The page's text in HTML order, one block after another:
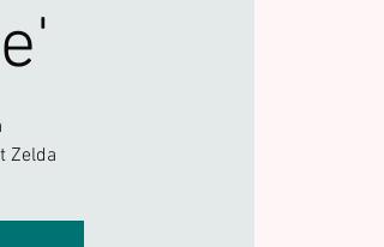
Zelda